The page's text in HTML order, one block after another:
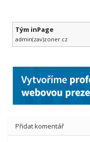
Tým inPage
admin(zav)zoner.cz
Přidat komentář